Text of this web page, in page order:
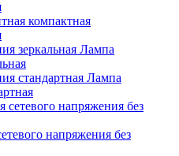
компактная
Лампа
Лампа
напряжения без